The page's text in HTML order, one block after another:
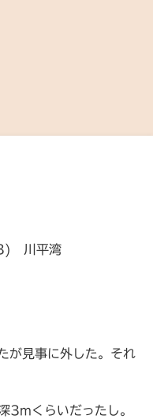
川平湾
が見事に外した。それ
3mくらいだったし。